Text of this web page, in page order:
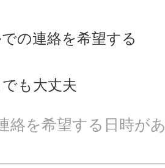
の連絡を希望する
も大丈夫
絡を希望する日時が